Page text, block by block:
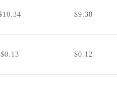
$9.38
$0.13 $0.12